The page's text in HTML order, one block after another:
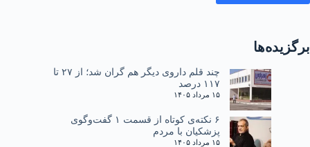
برگزیده‌ها
چند قلم داروی دیگر هم گران شد؛ از ۲۷ تا
۱۱۷ درصد
۱۵ مرداد ۱۴۰۵
۶ نکته‌ی کوتاه از قسمت ۱ گفت‌وگوی
پزشکیان با مردم
۱۵ مرداد ۱۴۰۵